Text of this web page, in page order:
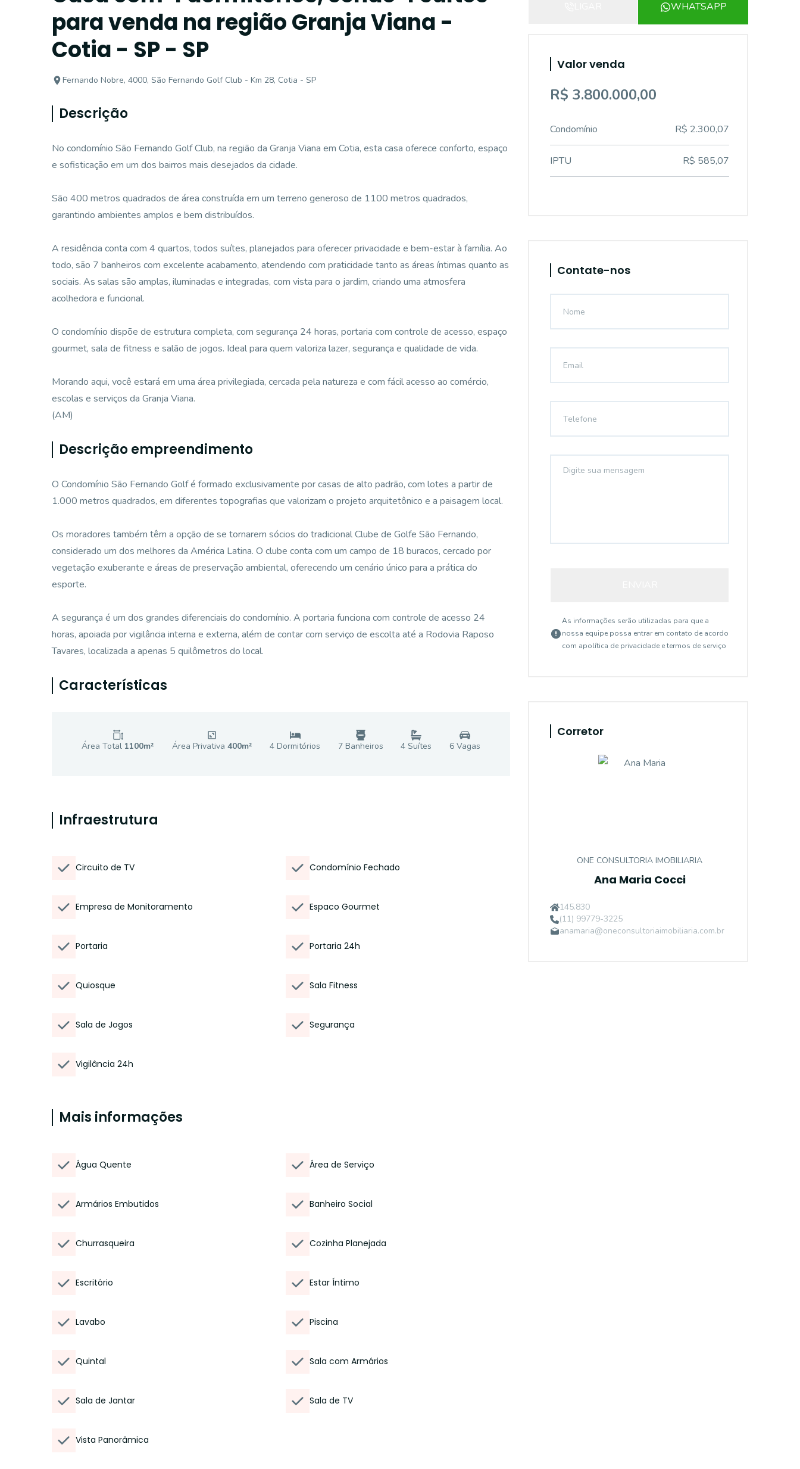
para venda na região Granja Viana -
Cotia - SP - SP
Fernando Nobre, 4000, São Fernando Golf Club - Km 28, Cotia - SP
Descrição
No condomínio São Fernando Golf Club, na região da Granja Viana em Cotia, esta casa oferece conforto, espaço
e sofisticação em um dos bairros mais desejados da cidade.
São 400 metros quadrados de área construída em um terreno generoso de 1100 metros quadrados,
garantindo ambientes amplos e bem distribuídos.
A residência conta com 4 quartos, todos suítes, planejados para oferecer privacidade e bem-estar à família. Ao
todo, são 7 banheiros com excelente acabamento, atendendo com praticidade tanto as áreas íntimas quanto as
sociais. As salas são amplas, iluminadas e integradas, com vista para o jardim, criando uma atmosfera
acolhedora e funcional.
O condomínio dispõe de estrutura completa, com segurança 24 horas, portaria com controle de acesso, espaço
gourmet, sala de fitness e salão de jogos. Ideal para quem valoriza lazer, segurança e qualidade de vida.
Morando aqui, você estará em uma área privilegiada, cercada pela natureza e com fácil acesso ao comércio,
escolas e serviços da Granja Viana.
(AM)
Descrição empreendimento
O Condomínio São Fernando Golf é formado exclusivamente por casas de alto padrão, com lotes a partir de
1.000 metros quadrados, em diferentes topografias que valorizam o projeto arquitetônico e a paisagem local.
Os moradores também têm a opção de se tornarem sócios do tradicional Clube de Golfe São Fernando,
considerado um dos melhores da América Latina. O clube conta com um campo de 18 buracos, cercado por
vegetação exuberante e áreas de preservação ambiental, oferecendo um cenário único para a prática do
esporte.
A segurança é um dos grandes diferenciais do condomínio. A portaria funciona com controle de acesso 24
horas, apoiada por vigilância interna e externa, além de contar com serviço de escolta até a Rodovia Raposo
Tavares, localizada a apenas 5 quilômetros do local.
Características
Área Total 1100m² Área Privativa 400m² 4 Dormitórios 7Banheiros 4 Suítes 6Vagas
Infraestrutura
Circuito de TV Condomínio Fechado
Empresa de Monitoramento Espaco Gourmet
Portaria Portaria 24h
Quiosque Sala Fitness
Sala de Jogos Segurança
Vigilância 24h
Mais informações
Água Quente Área de Serviço
Armários Embutidos Banheiro Social
Churrasqueira Cozinha Planejada
Escritório Estar Íntimo
Lavabo Piscina
Quintal Sala com Armários
Sala de Jantar Sala de TV
Vista Panorâmica
WHATSAPP
Valor venda
R$ 3.800.000,00
Condomínio R$ 2.300,07
IPTU R$ 585,07
Contate-nos
As informações serão utilizadas para que a
nossa equipe possa entrar em contato de acordo
com apolítica de privacidade e termos de serviço
Corretor
ONE CONSULTORIA IMOBILIARIA
Ana Maria Cocci
145.830
(11) 99779-3225
anamaria@oneconsultoriaimobiliaria.com.br